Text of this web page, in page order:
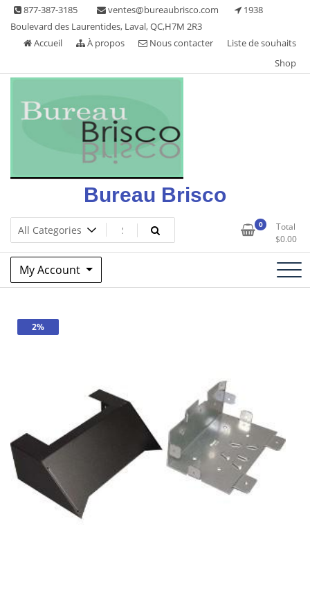
Skip 877-387-3185 ventes@bureaubrisco.com
1938
Boulevard des Laurentides, Laval, QC,H7M 2R3
Accueil
À propos Nous contacter
Liste de souhaits
Shop
Bureau Brisco
0
Total
$0.00
My Account
2%